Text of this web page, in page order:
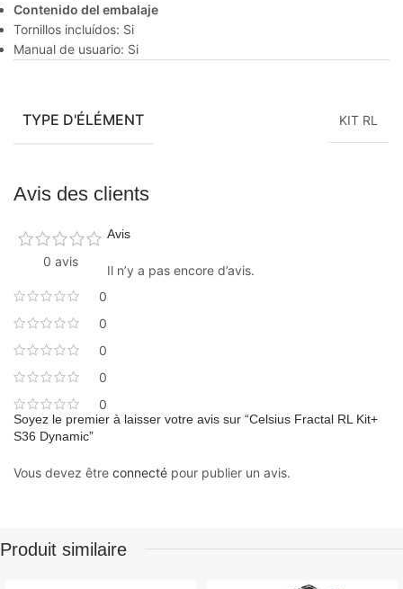
Contenido del embalaje
Tornillos incluídos: Si
Manual de usuario: Si
TYPE D'ÉLÉMENT KIT RL
Avis des clients
0 avis
0
0
0
0
0
Avis
Il n’y a pas encore d’avis.
Soyez le premier à laisser votre avis sur “Celsius Fractal RL Kit+
S36 Dynamic”
Vous devez être connecté pour publier un avis.
Produit similaire